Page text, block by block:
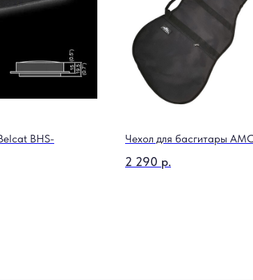
BHS-
Чехол для басгитары
2 290 р.